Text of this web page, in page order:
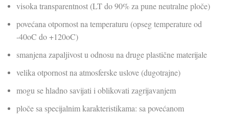
visoka transparentnost (LT do 90% za pune neutralne ploče)
povećana otpornost na temperaturu (opseg temperature od
-40oC do +120oC)
smanjena zapaljivost u odnosu na druge plastične materijale
velika otpornost na atmosferske uslove (dugotrajne)
mogu se hladno savijati i oblikovati zagrijavanjem
ploče sa specijalnim karakteristikama: sa povećanom